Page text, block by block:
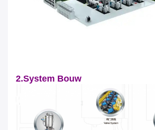
2.System Bouw